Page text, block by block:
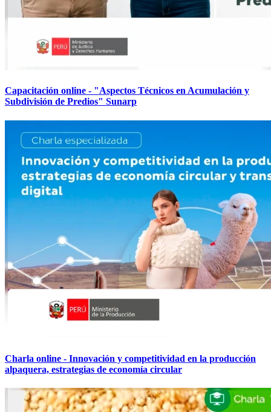
Capacitación online - "Aspectos Técnicos en Acumulación y
Subdivisión de Predios" Sunarp
Charla online - Innovación y competitividad en la producción
alpaquera, estrategias de economía circular